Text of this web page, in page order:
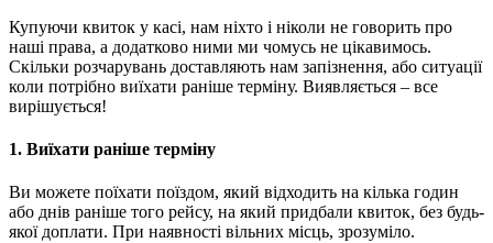
Купуючи квиток у касі, нам ніхто і ніколи не говорить про
наші права, а додатково ними ми чомусь не цікавимось.
Скільки розчарувань доставляють нам запізнення, або ситуації
коли потрібно виїхати раніше терміну. Виявляється – все
вирішується!
1. Виїхати раніше терміну
Ви можете поїхати поїздом, який відходить на кілька годин
або днів раніше того рейсу, на який придбали квиток, без будь-
якої доплати. При наявності вільних місць, зрозуміло.